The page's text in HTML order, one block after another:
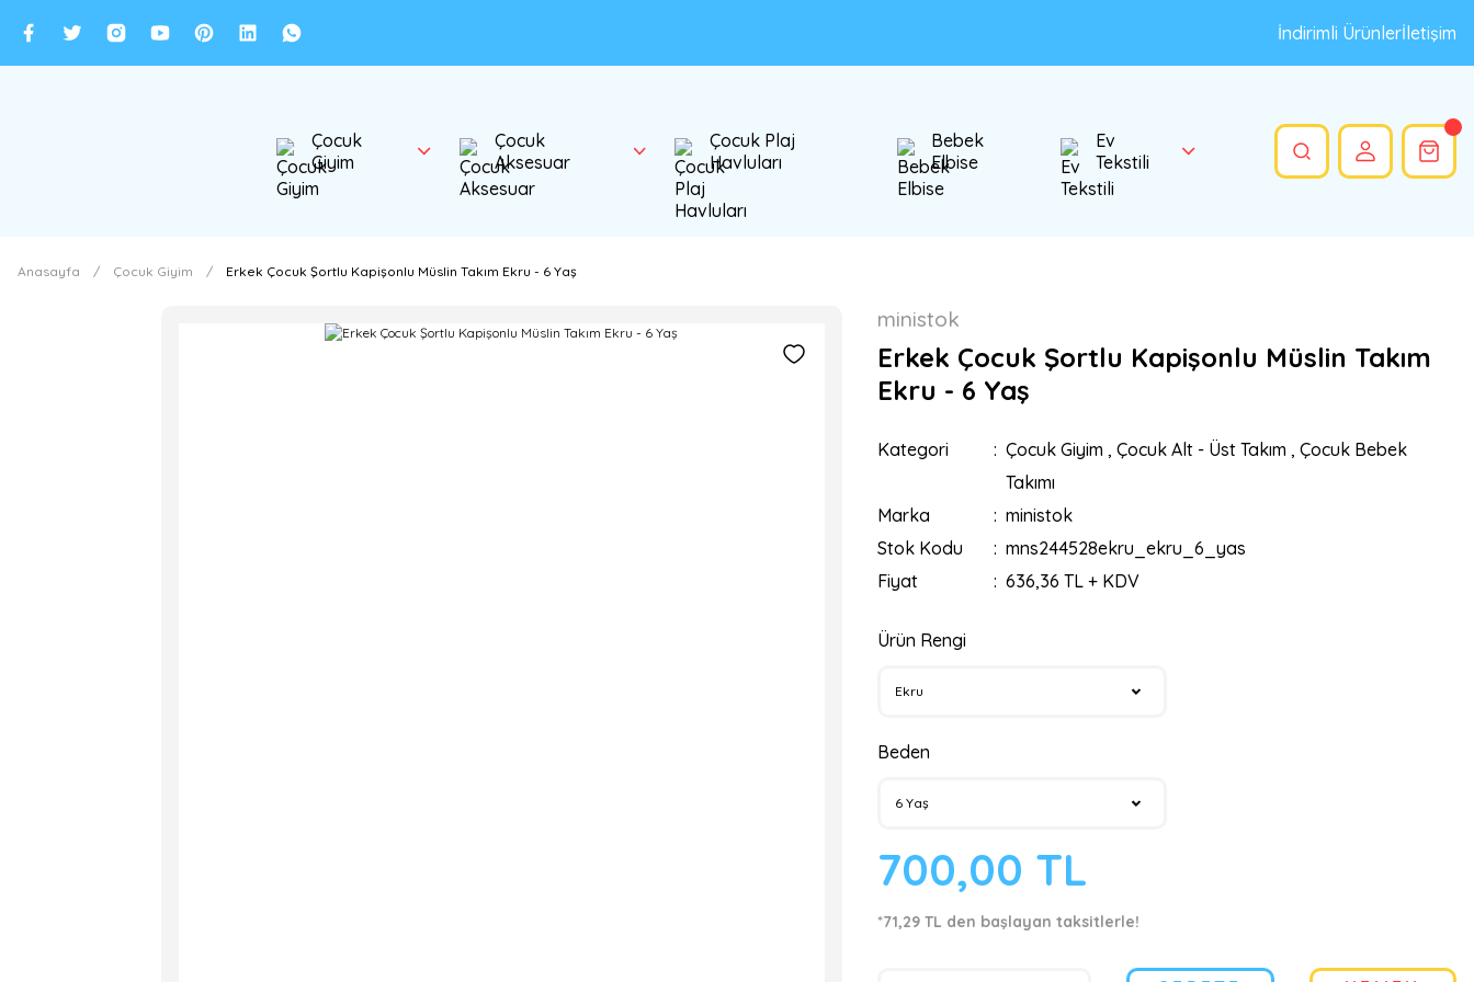
İndirimli Ürünlerİletişim
Çocuk
Giyim
Çocuk
Aksesuar
Çocuk Plaj
Havluları
Bebek
Elbise
Ev
Tekstili
Anasayfa Çocuk Giyim Erkek Çocuk Şortlu Kapişonlu Müslin Takım Ekru - 6 Yaş
ministok
Erkek Çocuk Şortlu Kapişonlu Müslin Takım
Ekru - 6 Yaş
Kategori Çocuk Giyim , Çocuk Alt - Üst Takım , Çocuk Bebek
Takımı
Marka
ministok
Stok Kodu
mns244528ekru_ekru_6_yas
Fiyat
636,36 TL + KDV
Ürün Rengi
Beden
700,00 TL
*71,29 TL den başlayan taksitlerle!